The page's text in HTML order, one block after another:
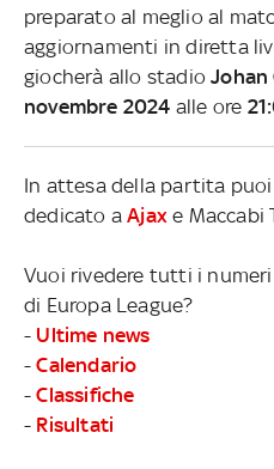
preparato al meglio al
aggiornamenti in diretta
giocherà allo stadioJohan
novembre 2024 alle ore
In attesa della partita
dedicato aAjax e Maccabi
Vuoi rivedere tutti i
di Europa League?
- Ultime news
-Calendario
-Classifiche
- Risultati